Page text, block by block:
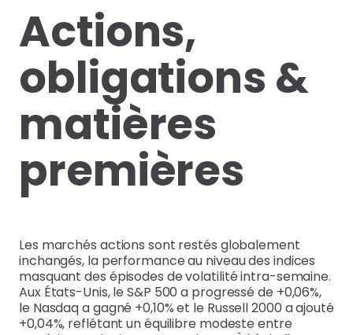
Actions,
obligations &
matières
premières
Les marchés actions sont restés globalement
inchangés, la performance au niveau des indices
masquant des épisodes de volatilité intra-semaine.
Aux États-Unis, le S&P 500 a progressé de +0,06%,
le Nasdaq a gagné +0,10% et le Russell 2000 a ajouté
+0,04%, reflétant un équilibre modeste entre